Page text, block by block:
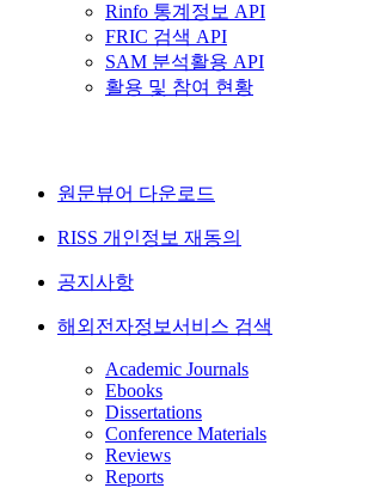
Rinfo 통계정보 API
FRIC 검색 API
SAM 분석활용 API
활용 및 참여 현황
원문뷰어 다운로드
RISS 개인정보 재동의
공지사항
해외전자정보서비스 검색
Academic Journals
Ebooks
Dissertations
Conference Materials
Reviews
Reports